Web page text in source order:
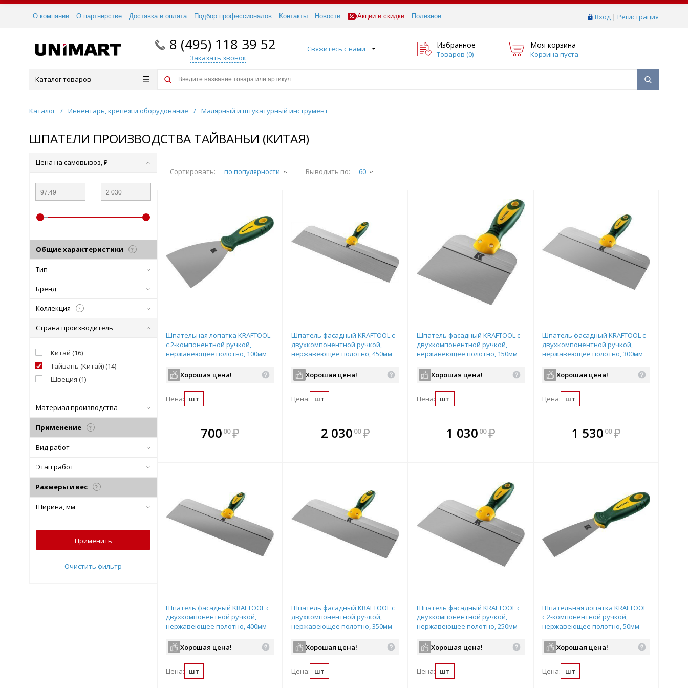
Вход | Регистрация
О компании О партнерстве Доставка и оплата Подбор профессионалов Контакты Новости Акции и скидки Полезное
8 (495) 118 39 52
Заказать звонок
Свяжитесь с нами Избранное
Товаров (0)
Моя корзина
Корзина пуста
Каталог товаров
Каталог / Инвентарь, крепеж и оборудование / Малярный и штукатурный инструмент
ШПАТЕЛИ ПРОИЗВОДСТВА ТАЙВАНЬИ (КИТАЯ)
Сортировать: по популярности Выводить по: 60
Шпательная лопатка KRAFTOOL
с 2-компонентной ручкой,
нержавеющее полотно, 100мм
Хорошая цена!
Цена: шт
В комплекте
всегда выгоднее!
700 00 ₽
В комплекте
всегда выгоднее!
Шпатель фасадный KRAFTOOL с
двухкомпонентной ручкой,
нержавеющее полотно, 450мм
Хорошая цена!
Цена: шт
В комплекте
всегда выгоднее!
2 030 00 ₽
В комплекте
всегда выгоднее!
Шпатель фасадный KRAFTOOL с
двухкомпонентной ручкой,
нержавеющее полотно, 150мм
Хорошая цена!
Цена: шт
В комплекте
всегда выгоднее!
1 030 00 ₽
В комплекте
всегда выгоднее!
Шпатель фасадный KRAFTOOL с
двухкомпонентной ручкой,
нержавеющее полотно, 300мм
Хорошая цена!
Цена: шт
В комплекте
всегда выгоднее!
1 530 00 ₽
Шпатель фасадный KRAFTOOL с
двухкомпонентной ручкой,
нержавеющее полотно, 400мм
Хорошая цена!
Цена: шт
Шпатель фасадный KRAFTOOL с
двухкомпонентной ручкой,
нержавеющее полотно, 350мм
Хорошая цена!
Цена: шт
Шпатель фасадный KRAFTOOL с
двухкомпонентной ручкой,
нержавеющее полотно, 250мм
Хорошая цена!
Цена: шт
Шпательная лопатка KRAFTOOL
с 2-компонентной ручкой,
нержавеющее полотно, 50мм
Хорошая цена!
Цена: шт
Цена на самовывоз, ₽
—
Общие характеристики ?
Тип
Бренд
Коллекция ?
Страна производитель
Китай (16)
Тайвань (Китай) (14)
Швеция (1)
Материал производства
Применение ?
Вид работ
Этап работ
Размеры и вес ?
Ширина, мм
Применить
Очистить фильтр